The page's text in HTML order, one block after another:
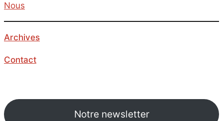
Nous
Archives
Contact
Notre newsletter